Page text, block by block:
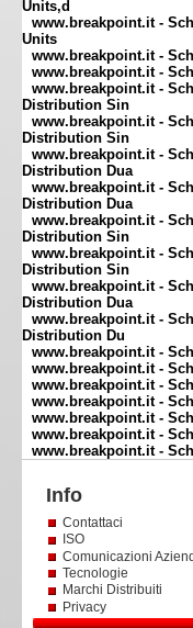
Units,d
www.breakpoint.it -
Units
www.breakpoint.it -
www.breakpoint.it -
www.breakpoint.it -
Distribution Sin
www.breakpoint.it -
Distribution Sin
www.breakpoint.it -
Distribution Dua
www.breakpoint.it -
Distribution Dua
www.breakpoint.it -
Distribution Sin
www.breakpoint.it -
Distribution Sin
www.breakpoint.it -
Distribution Dua
www.breakpoint.it -
Distribution Du
www.breakpoint.it -
www.breakpoint.it -
www.breakpoint.it -
www.breakpoint.it -
www.breakpoint.it -
www.breakpoint.it -
www.breakpoint.it -
Info
Contattaci
ISO
Comunicazioni
Tecnologie
Marchi Distribuiti
Privacy